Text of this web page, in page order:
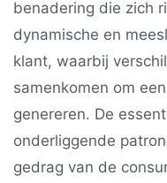
benadering die zich
dynamische en
klant, waarbij
samenkomen om
genereren. De
onderliggende
gedrag van de